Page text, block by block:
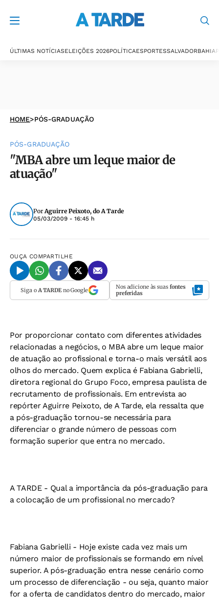
ÚLTIMAS NOTÍCIASELEIÇÕES 2026POLÍTICAESPORTESSALVADORBAHIA
HOME>PÓS-GRADUAÇÃO
PÓS-GRADUAÇÃO
"MBA abre um leque maior de
atuação"
PorAguirre Peixoto, do A Tarde
05/03/2009 - 16:45 h
OUÇA COMPARTILHE
Siga o A TARDEno Google Nos adicione às suas fontes
preferidas
Por proporcionar contato com diferentes atividades
relacionadas a negócios, o MBA abre um leque maior
de atuação ao profissional e torna-o mais versátil aos
olhos do mercado. Quem explica é Fabiana Gabrielli,
diretora regional do Grupo Foco, empresa paulista de
recrutamento de profissionais. Em entrevista ao
repórter Aguirre Peixoto, de A Tarde, ela ressalta que
a pós-graduação tornou-se necessária para
diferenciar o grande número de pessoas com
formação superior que entra no mercado.
A TARDE - Qual a importância da pós-graduação para
a colocação de um profissional no mercado?
Fabiana Gabrielli - Hoje existe cada vez mais um
número maior de profissionais se formando em nível
superior. A pós-graduação entra nesse cenário como
um processo de diferenciação - ou seja, quanto maior
for a oferta de candidatos dentro do mercado, maior